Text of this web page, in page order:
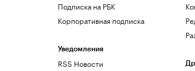
Подписка на РБК
Корпоративная подписка
Уведомления
RSS Новости